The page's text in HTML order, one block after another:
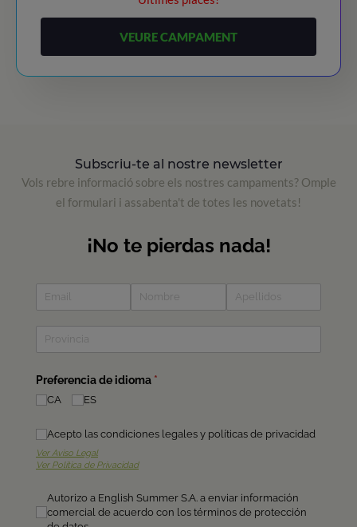
VEURE CAMPAMENT
Subscriu-te al nostre newsletter
Vols rebre informació sobre els nostres campaments? Omple
el formulari i assabenta't de totes les novetats!